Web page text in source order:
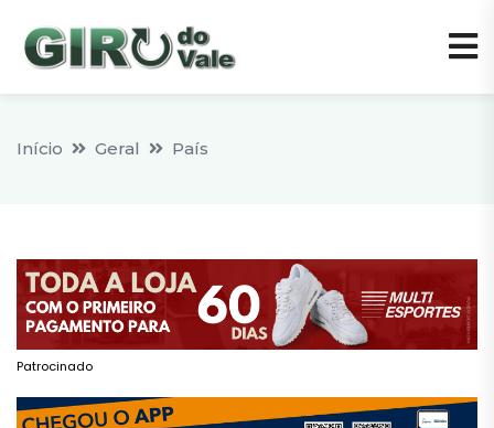
Início Geral País
Patrocinado